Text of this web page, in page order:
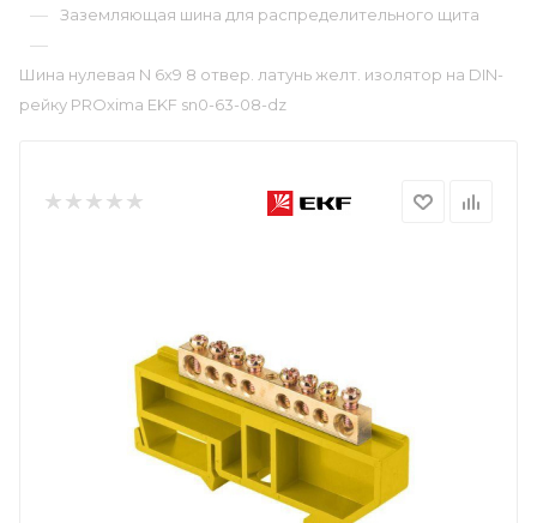
— Заземляющая шина для распределительного щита
—
Шина нулевая N 6х9 8 отвер. латунь желт. изолятор на DIN-
рейку PROxima EKF sn0-63-08-dz